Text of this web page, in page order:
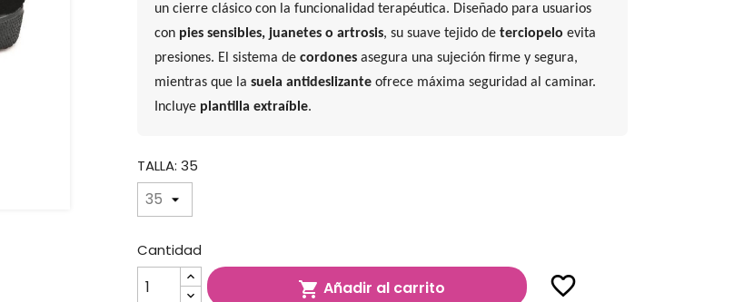
un cierre clásico con la funcionalidad terapéutica. Diseñado para usuarios
con pies sensibles, juanetes o artrosis, su suave tejido deterciopelo evita
presiones. El sistema decordones asegura una sujeción firme y segura,
mientras que lasuela antideslizante ofrece máxima seguridad al caminar.
Incluye plantilla extraíble.
TALLA: 35
Cantidad
 Añadir al carrito favorite_border